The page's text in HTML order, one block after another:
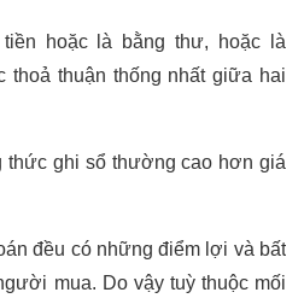
hoặc là bằng thư, hoặc là
thoả thuận thống nhất giữa hai
thức ghi sổ thường cao hơn giá
đều có những điểm lợi và bất
mua. Do vậy tuỳ thuộc mối